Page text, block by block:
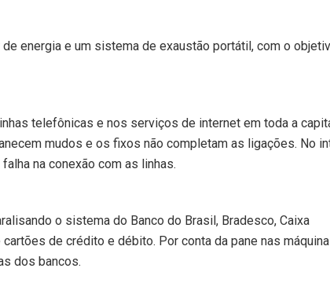
energia e um sistema de exaustão portátil, com o
telefônicas e nos serviços de internet em toda a
mudos e os fixos não completam as ligações. No
na conexão com as linhas.
o sistema do Banco do Brasil, Bradesco, Caixa
de crédito e débito. Por conta da pane nas
dos bancos.